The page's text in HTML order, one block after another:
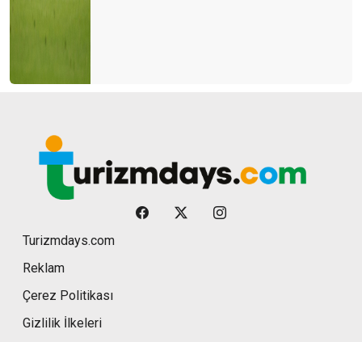
Turizmdays.com
Reklam
Çerez Politikası
Gizlilik İlkeleri